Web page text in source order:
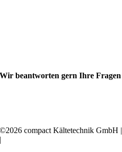
Wir beantworten gern Ihre Fragen
©2026 compact Kältetechnik GmbH |
|